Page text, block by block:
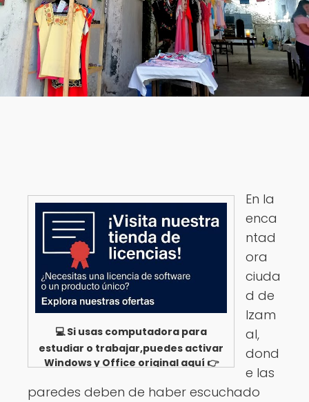
💻 Si usas computadora para
estudiar o trabajar,puedes activar
Windows y Office original aquí 👉
En la
enca
ntad
ora
ciuda
d de
Izam
al,
dond
e las
paredes deben de haber escuchado